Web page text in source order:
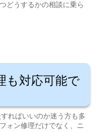
どうするかの相談に乗ら
も対応可能で
ればいいのか迷う方も多
ォン修理だけでなく、
ニ